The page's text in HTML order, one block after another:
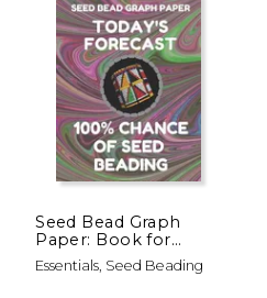
12%
dcto.
$ 12.00
$ 10.59
Seed Bead Graph
Paper: Book for
Designing Seed
Beading Patterns, 8.5
Essentials, Seed Beading